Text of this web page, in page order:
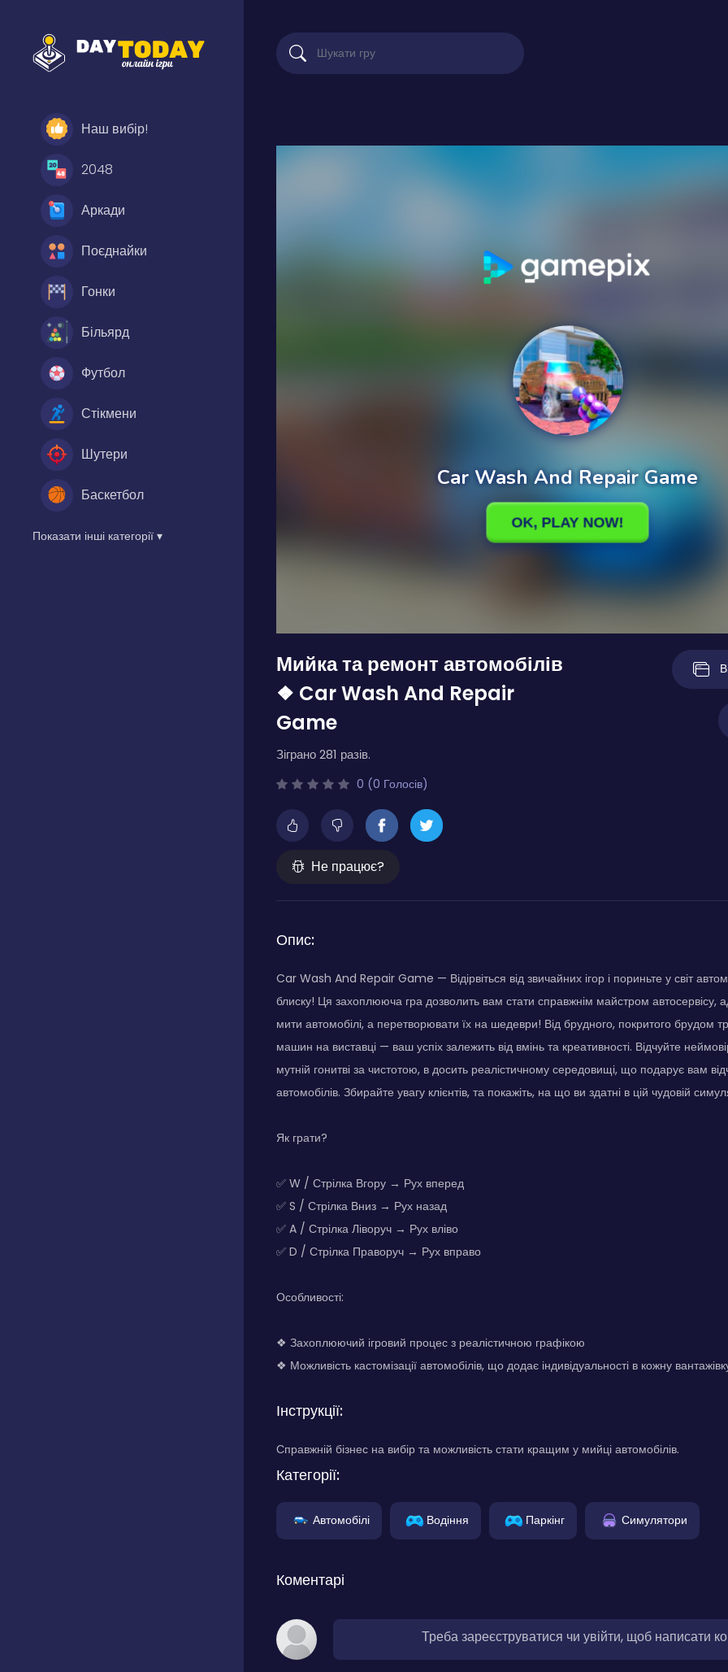
Наш вибір!
2048
Аркади
Поєднайки
Гонки
Більярд
Футбол
Стікмени
Шутери
Баскетбол
Показати інші категорії ▾
Мийка та ремонт автомобілів
❖ Car Wash And Repair
Game
Зіграно 281 разів.
0 (0 Голосів)
Не працює?
Опис:
Car Wash And Repair Game — Відірвіться від звичайних ігор і пориньте у світ
блиску! Ця захоплююча гра дозволить вам стати справжнім майстром автосервісу,
мити автомобілі, а перетворювати їх на шедеври! Від брудного, покритого брудом
машин на виставці — ваш успіх залежить від вмінь та креативності. Відчуйте
мутній гонитві за чистотою, в досить реалістичному середовищі, що подарує вам
автомобілів. Збирайте увагу клієнтів, та покажіть, на що ви здатні в цій чудовій
Як грати?
✅ W / Стрілка Вгору → Рух вперед
✅ S / Стрілка Вниз → Рух назад
✅ A / Стрілка Ліворуч → Рух вліво
✅ D / Стрілка Праворуч → Рух вправо
Особливості:
❖ Захоплюючий ігровий процес з реалістичною графікою
❖ Можливість кастомізації автомобілів, що додає індивідуальності в кожну
Інструкції:
Справжній бізнес на вибір та можливість стати кращим у мийці автомобілів.
Категорії:
Автомобілі Водіння Паркінг Симулятори
Коментарі
Треба зареєструватися чи увійти, щоб написати